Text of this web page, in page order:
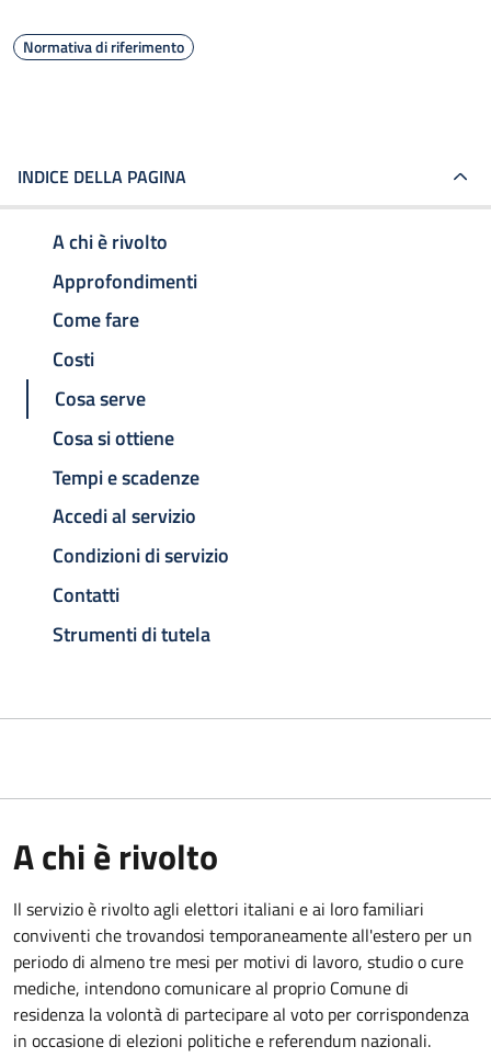
Normativa di riferimento
INDICE DELLA PAGINA
A chi è rivolto
Approfondimenti
Come fare
Costi
Cosa serve
Cosa si ottiene
Tempi e scadenze
Accedi al servizio
Condizioni di servizio
Contatti
Strumenti di tutela
A chi è rivolto
Il servizio è rivolto agli elettori italiani e ai loro familiari
conviventi che trovandosi temporaneamente all'estero per un
periodo di almeno tre mesi per motivi di lavoro, studio o cure
mediche, intendono comunicare al proprio Comune di
residenza la volontà di partecipare al voto per corrispondenza
in occasione di elezioni politiche e referendum nazionali.